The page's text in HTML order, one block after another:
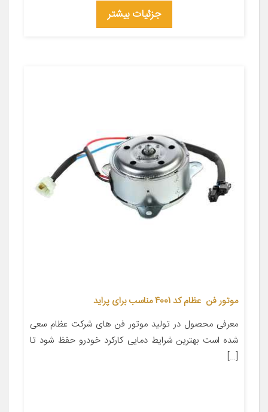
جزئیات بیشتر
موتور فن عظام کد 4001 مناسب برای پراید
معرفی محصول در تولید موتور فن های شرکت عظام سعی
شده است بهترین شرایط دمایی کارکرد خودرو حفظ شود تا
[…]